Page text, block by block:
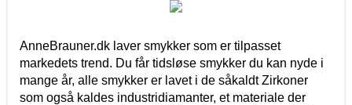
AnneBrauner.dk laver smykker som er tilpasset
markedets trend. Du får tidsløse smykker du kan nyde i
mange år, alle smykker er lavet i de såkaldt Zirkoner
som også kaldes industridiamanter, et materiale der